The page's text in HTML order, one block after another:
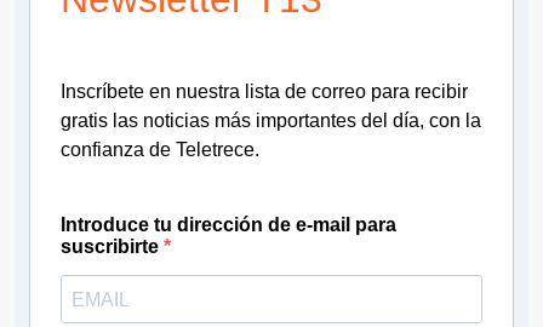
Inscríbete en nuestra lista de correo para recibir
gratis las noticias más importantes del día, con la
confianza de Teletrece.
Introduce tu dirección de e-mail para
suscribirte